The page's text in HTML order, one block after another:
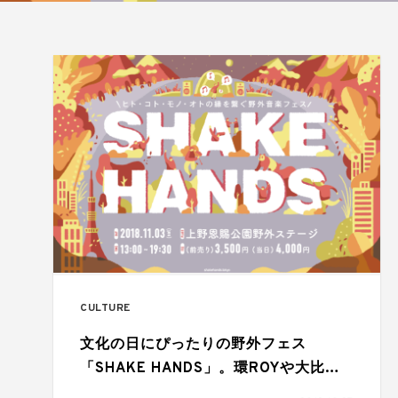
CULTURE
文化の日にぴったりの野外フェス
「SHAKE HANDS」。環ROYや大比良